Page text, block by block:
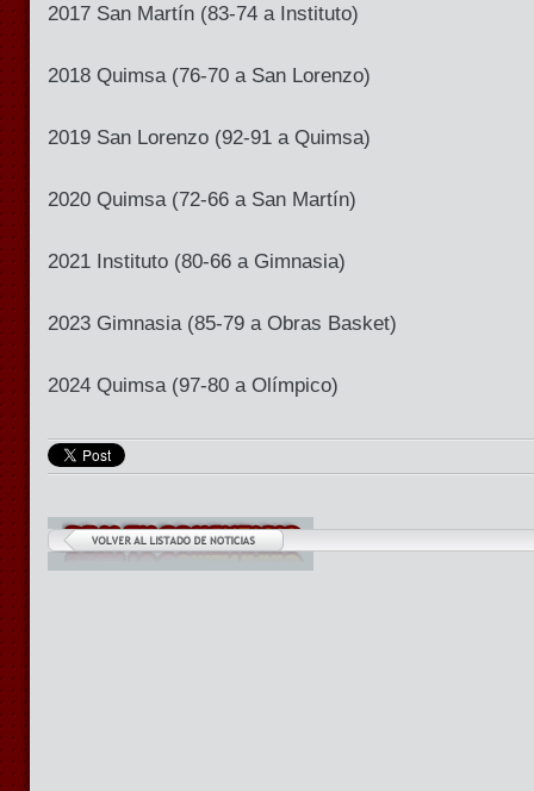
2017 San Martín (83-74 a Instituto)
2018 Quimsa (76-70 a San Lorenzo)
2019 San Lorenzo (92-91 a Quimsa)
2020 Quimsa (72-66 a San Martín)
2021 Instituto (80-66 a Gimnasia)
2023 Gimnasia (85-79 a Obras Basket)
2024 Quimsa (97-80 a Olímpico)